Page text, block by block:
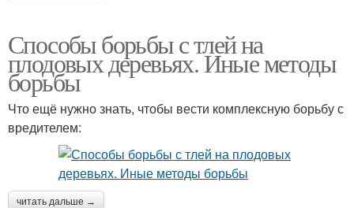
Способы борьбы с тлей на
плодовых деревьях. Иные методы
борьбы
Что ещё нужно знать, чтобы вести комплексную борьбу с
вредителем:
читать дальше →